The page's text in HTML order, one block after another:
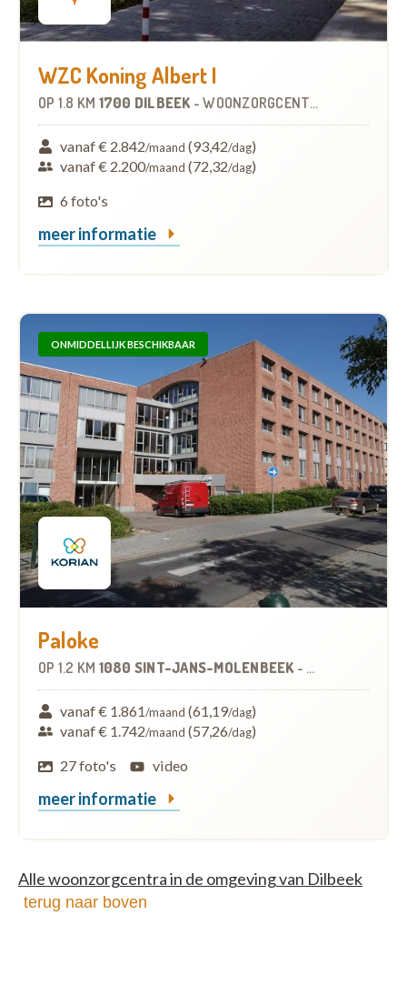
WZC Koning Albert I
OP 1.8 KM 1700 DILBEEK -WOONZORGCENTRUM (WZC)
vanaf € 2.842/maand (93,42/dag)
vanaf € 2.200/maand (72,32/dag)
6 foto's
meer informatie
ONMIDDELLIJK BESCHIKBAAR
Paloke
OP 1.2 KM 1080 SINT-JANS-MOLENBEEK -
vanaf € 1.861/maand (61,19/dag)
vanaf € 1.742/maand (57,26/dag)
27 foto's
video
meer informatie
Alle woonzorgcentra in de omgeving van Dilbeek
terug naar boven